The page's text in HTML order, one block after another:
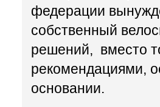
федерации
собственный
решений, вместо
рекомендациями,
основании.